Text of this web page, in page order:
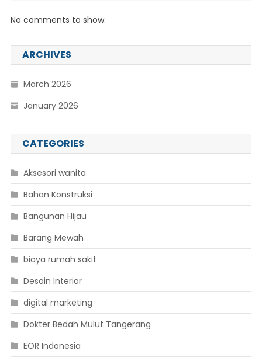
No comments to show.
ARCHIVES
March 2026
January 2026
CATEGORIES
Aksesori wanita
Bahan Konstruksi
Bangunan Hijau
Barang Mewah
biaya rumah sakit
Desain Interior
digital marketing
Dokter Bedah Mulut Tangerang
EOR Indonesia